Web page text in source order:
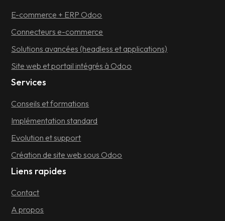
E-commerce + ERP Odoo
Connecteurs e-commerce
Solutions avancées (headless et applications)
Site web et portail intégrés à Odoo
Services
Conseils et formations
Implémentation standard
Evolution et support
Création de site web sous Odoo
Liens rapides
Contact
A propos